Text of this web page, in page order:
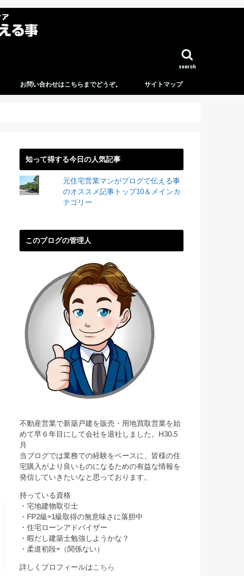
search
お問い合わせはこちらまでどうぞ。 サイトマップ
知って得する今日の人気記事
元住宅営業マンがブログで伝える事
のオススメ記事トップ10＆メインカ
テゴリー
このブログの管理人
不動産営業で新築戸建を販売・用地買取営業を始
めて早６年目にして会社を退社しました。H30.5
月
当ブログでは業務での経験をベースに、皆様の住
宅購入がより良いものになるための有益な情報を
発信していきたいなと思っております。
持っている資格
・宅地建物取引士
・FP2級⇦1級取得の無意味さに落胆中
・住宅ローンアドバイザー
・暇だし建築士勉強しようかな？
・柔道初段⇦（関係ない）
詳しくプロフィールはこちら